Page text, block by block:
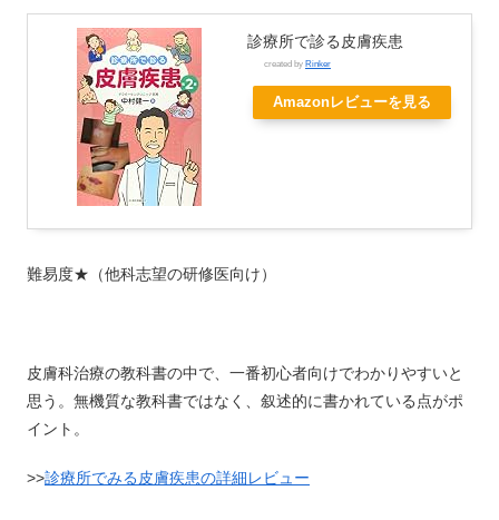
診療所で診る皮膚疾患
created by Rinker
Amazonレビューを見る
難易度★（他科志望の研修医向け）
皮膚科治療の教科書の中で、一番初心者向けでわかりやすいと
思う。無機質な教科書ではなく、叙述的に書かれている点がポ
イント。
>>診療所でみる皮膚疾患の詳細レビュー